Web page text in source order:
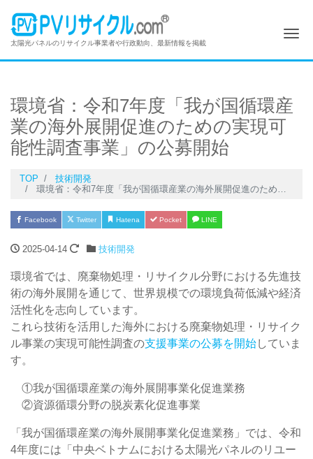
太陽光パネルのリサイクル事業者や行政動向、最新情報を掲載
環境省：令和7年度「我が国循環産
業の海外展開促進のための実現可
能性調査事業」の公募開始
TOP
技術開発
環境省：令和7年度「我が国循環産業の海外展開促進のための実現可能性調査事業」の公募開始
Facebook Twitter Hatena Pocket LINE
2025-04-14 技術開発
環境省では、廃棄物処理・リサイクル分野における先進技
術の海外展開を通じて、世界規模での環境負荷低減や経済
活性化を志向しています。
これら技術を活用した海外における廃棄物処理・リサイク
ル事業の実現可能性調査の支援事業の公募を開始していま
す。
①我が国循環産業の海外展開事業化促進業務
②資源循環分野の脱炭素化促進事業
「我が国循環産業の海外展開事業化促進業務」では、令和
4年度には「中央ベトナムにおける太陽光パネルのリユー